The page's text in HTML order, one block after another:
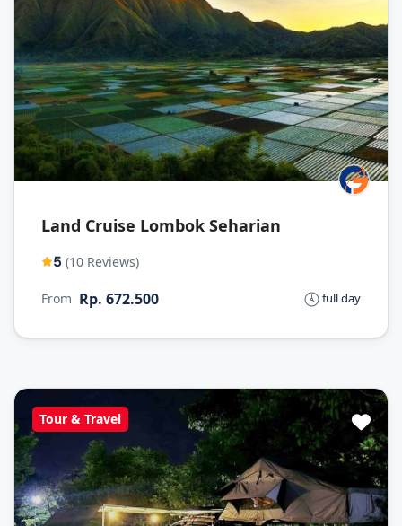
Land Cruise Lombok Seharian
5 (10 Reviews)
full day
From Rp. 672.500
Tour & Travel